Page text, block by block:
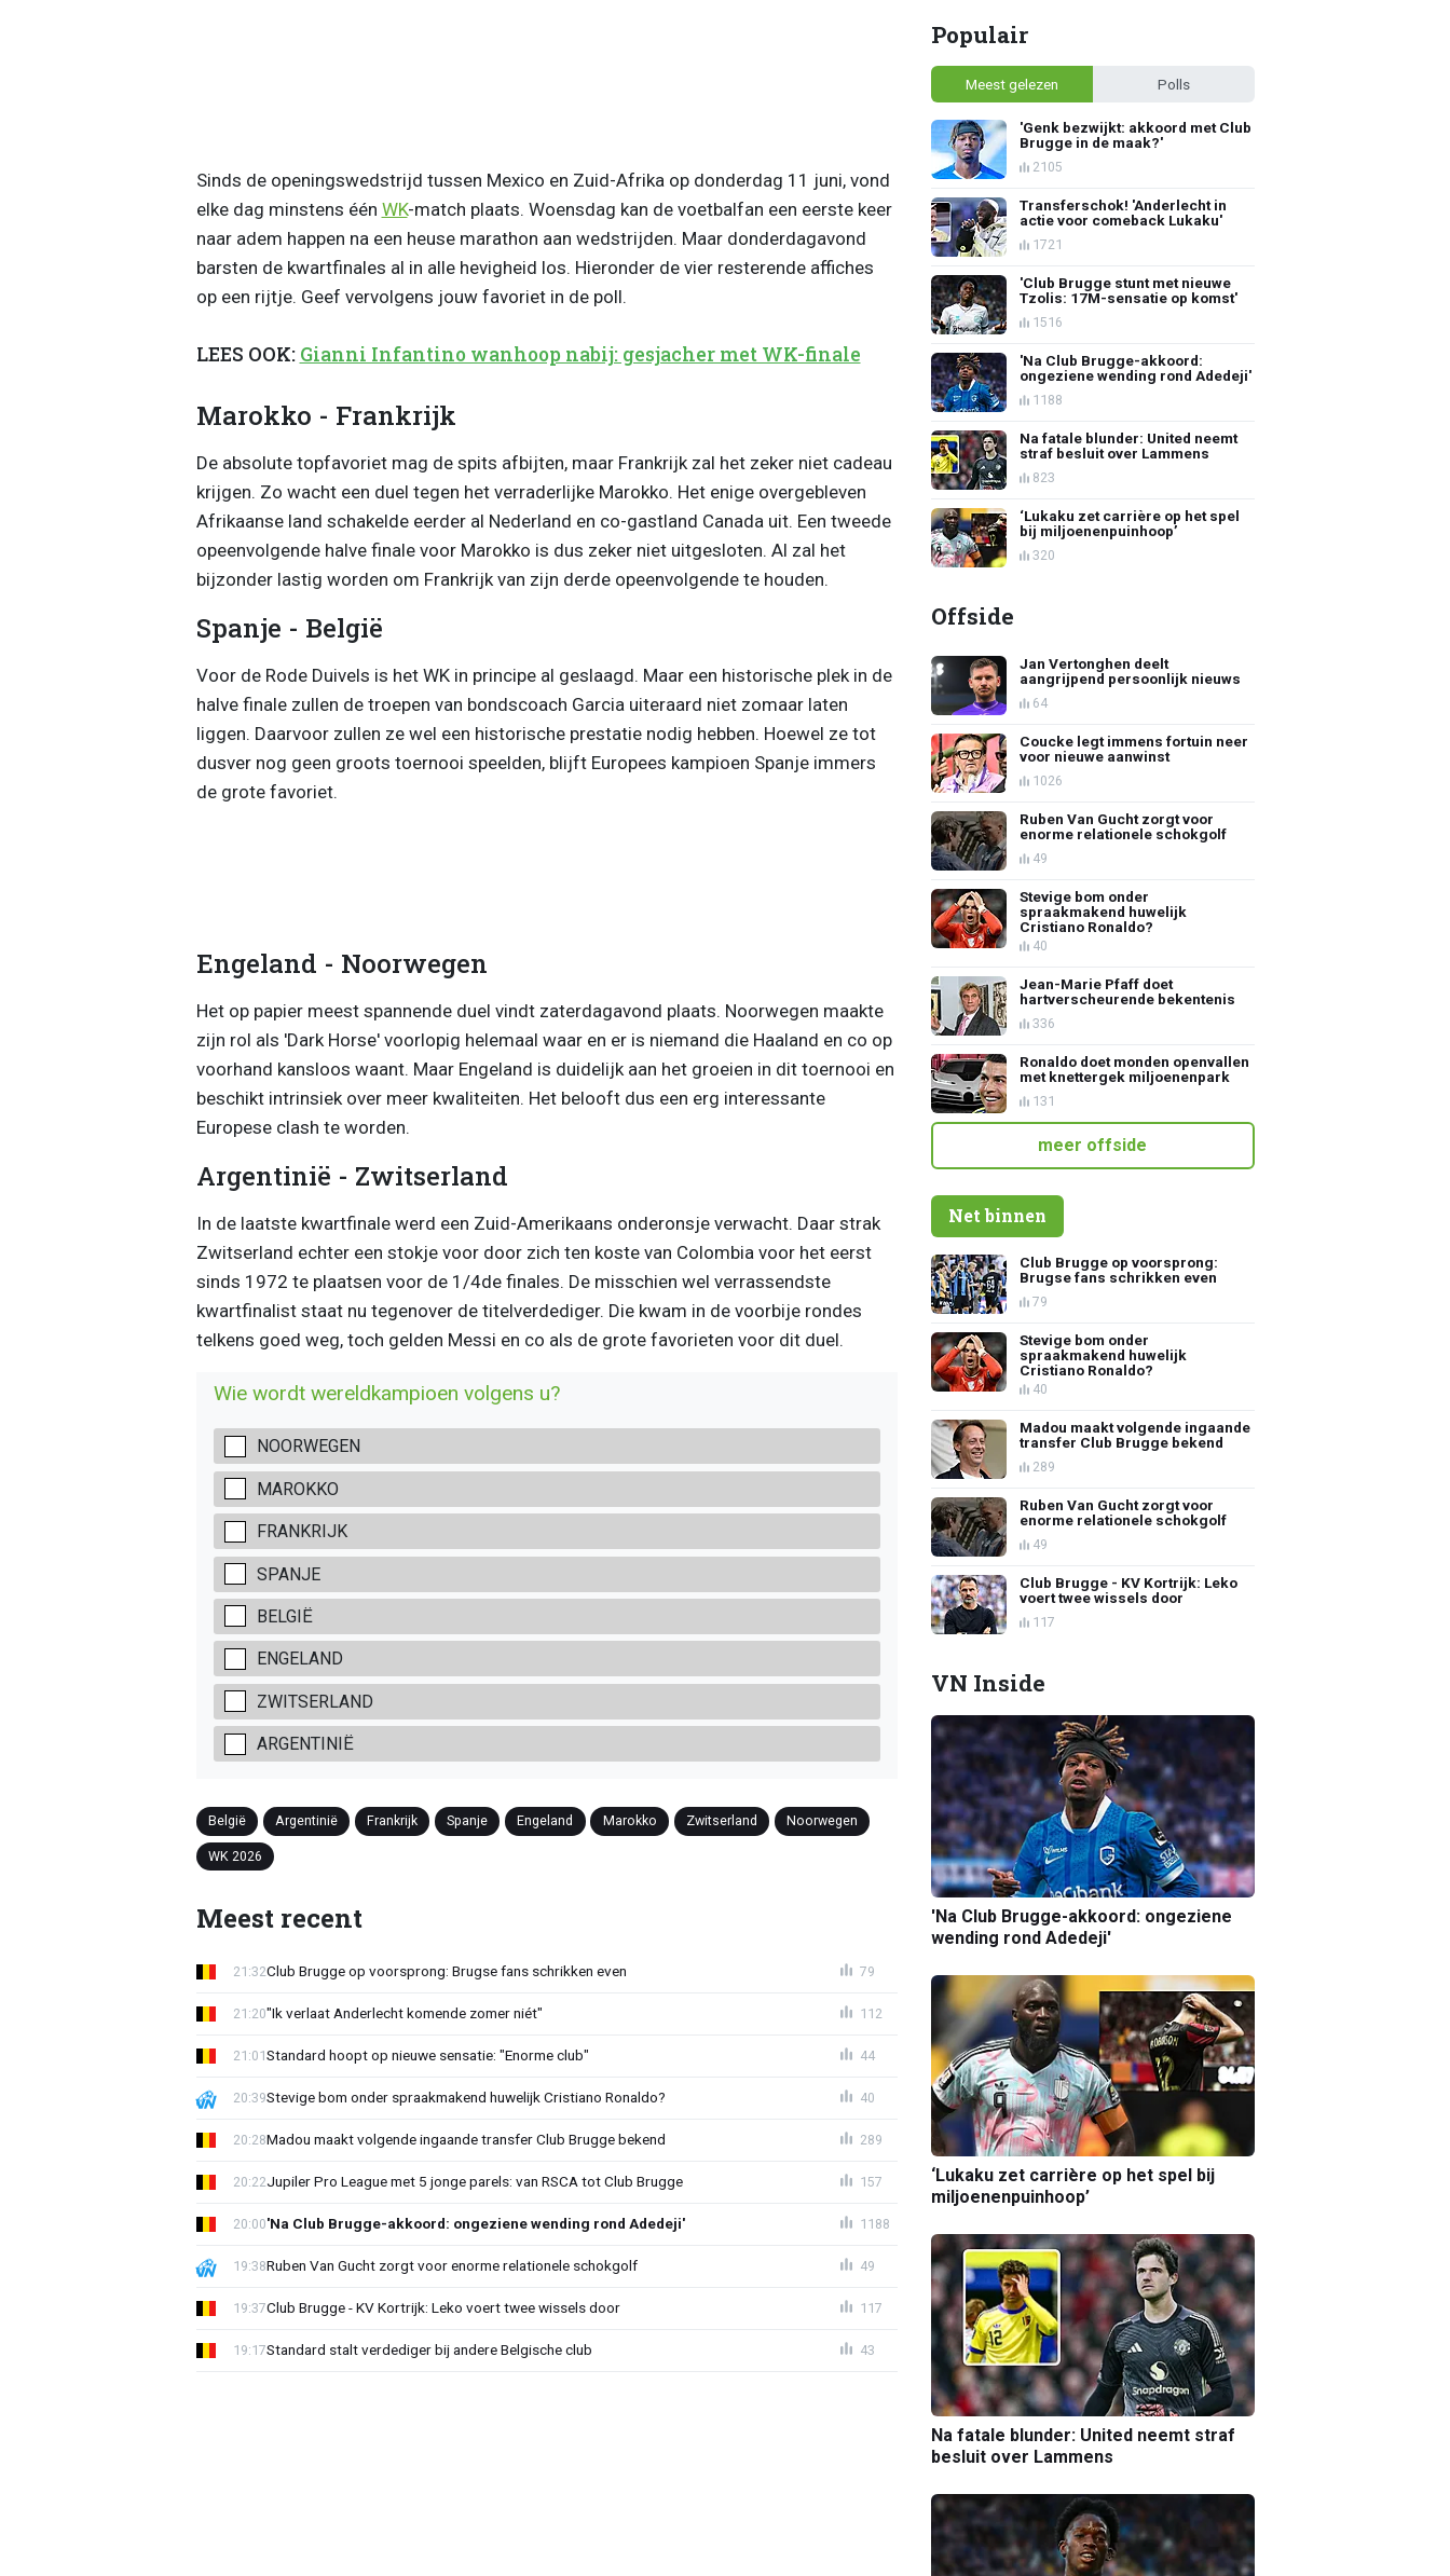
Sinds de openingswedstrijd tussen Mexico en Zuid-Afrika op donderdag 11 juni, vond
elke dag minstens één WK-match plaats. Woensdag kan de voetbalfan een eerste keer
naar adem happen na een heuse marathon aan wedstrijden. Maar donderdagavond
barsten de kwartfinales al in alle hevigheid los. Hieronder de vier resterende affiches
op een rijtje. Geef vervolgens jouw favoriet in de poll.
LEES OOK: Gianni Infantino wanhoop nabij: gesjacher met WK-finale
Marokko - Frankrijk
De absolute topfavoriet mag de spits afbijten, maar Frankrijk zal het zeker niet cadeau
krijgen. Zo wacht een duel tegen het verraderlijke Marokko. Het enige overgebleven
Afrikaanse land schakelde eerder al Nederland en co-gastland Canada uit. Een tweede
opeenvolgende halve finale voor Marokko is dus zeker niet uitgesloten. Al zal het
bijzonder lastig worden om Frankrijk van zijn derde opeenvolgende te houden.
Spanje - België
Voor de Rode Duivels is het WK in principe al geslaagd. Maar een historische plek in de
halve finale zullen de troepen van bondscoach Garcia uiteraard niet zomaar laten
liggen. Daarvoor zullen ze wel een historische prestatie nodig hebben. Hoewel ze tot
dusver nog geen groots toernooi speelden, blijft Europees kampioen Spanje immers
de grote favoriet.
Engeland - Noorwegen
Het op papier meest spannende duel vindt zaterdagavond plaats. Noorwegen maakte
zijn rol als 'Dark Horse' voorlopig helemaal waar en er is niemand die Haaland en co op
voorhand kansloos waant. Maar Engeland is duidelijk aan het groeien in dit toernooi en
beschikt intrinsiek over meer kwaliteiten. Het belooft dus een erg interessante
Europese clash te worden.
Argentinië - Zwitserland
In de laatste kwartfinale werd een Zuid-Amerikaans onderonsje verwacht. Daar strak
Zwitserland echter een stokje voor door zich ten koste van Colombia voor het eerst
sinds 1972 te plaatsen voor de 1/4de finales. De misschien wel verrassendste
kwartfinalist staat nu tegenover de titelverdediger. Die kwam in de voorbije rondes
telkens goed weg, toch gelden Messi en co als de grote favorieten voor dit duel.
Wie wordt wereldkampioen volgens u?
NOORWEGEN
MAROKKO
FRANKRIJK
SPANJE
BELGIË
ENGELAND
ZWITSERLAND
ARGENTINIË
België Argentinië Frankrijk Spanje Engeland Marokko Zwitserland Noorwegen
WK 2026
Meest recent
Club Brugge op voorsprong: Brugse fans schrikken even
21:32 79
"Ik verlaat Anderlecht komende zomer niét"
21:20 112
Standard hoopt op nieuwe sensatie: "Enorme club"
21:01 44
Stevige bom onder spraakmakend huwelijk Cristiano Ronaldo?
20:39 40
Madou maakt volgende ingaande transfer Club Brugge bekend
20:28 289
Jupiler Pro League met 5 jonge parels: van RSCA tot Club Brugge
20:22 157
'Na Club Brugge-akkoord: ongeziene wending rond Adedeji'
20:00 1188
Ruben Van Gucht zorgt voor enorme relationele schokgolf
19:38 49
Club Brugge - KV Kortrijk: Leko voert twee wissels door
19:37 117
Standard stalt verdediger bij andere Belgische club
19:17 43
Populair
Meest gelezen Polls
'Genk bezwijkt: akkoord met Club
Brugge in de maak?'
2105
Transferschok! 'Anderlecht in
actie voor comeback Lukaku'
1721
'Club Brugge stunt met nieuwe
Tzolis: 17M-sensatie op komst'
1516
'Na Club Brugge-akkoord:
ongeziene wending rond Adedeji'
1188
Na fatale blunder: United neemt
straf besluit over Lammens
823
‘Lukaku zet carrière op het spel
bij miljoenenpuinhoop’
320
Offside
Jan Vertonghen deelt
aangrijpend persoonlijk nieuws
64
Coucke legt immens fortuin neer
voor nieuwe aanwinst
1026
Ruben Van Gucht zorgt voor
enorme relationele schokgolf
49
Stevige bom onder
spraakmakend huwelijk
Cristiano Ronaldo?
40
Jean-Marie Pfaff doet
hartverscheurende bekentenis
336
Ronaldo doet monden openvallen
met knettergek miljoenenpark
131
meer offside
Net binnen
Club Brugge op voorsprong:
Brugse fans schrikken even
79
Stevige bom onder
spraakmakend huwelijk
Cristiano Ronaldo?
40
Madou maakt volgende ingaande
transfer Club Brugge bekend
289
Ruben Van Gucht zorgt voor
enorme relationele schokgolf
49
Club Brugge - KV Kortrijk: Leko
voert twee wissels door
117
VN Inside
'Na Club Brugge-akkoord: ongeziene
wending rond Adedeji'
‘Lukaku zet carrière op het spel bij
miljoenenpuinhoop’
Na fatale blunder: United neemt straf
besluit over Lammens